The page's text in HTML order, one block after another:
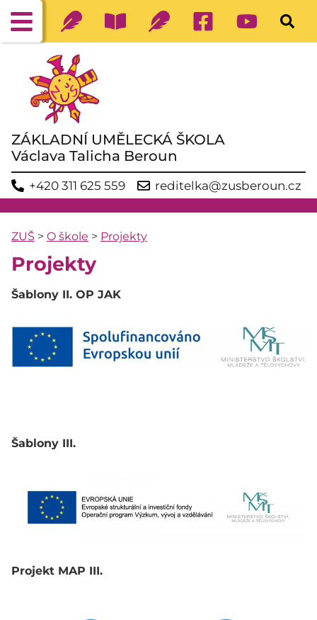
ZÁKLADNÍ UMĚLECKÁ ŠKOLA
Václava Talicha Beroun
+420 311 625 559 reditelka@zusberoun.cz
ZUŠ > O škole > Projekty
Projekty
Šablony II. OP JAK
Šablony III.
Projekt MAP III.